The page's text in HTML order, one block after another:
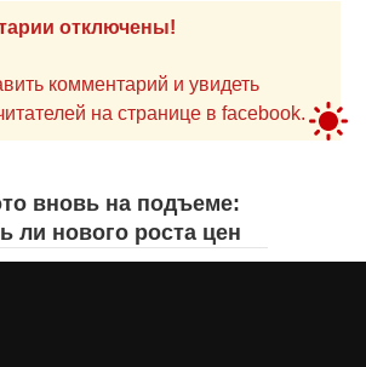
отключены!
комментарий и увидеть
на странице в facebook.
вновь на подъеме:
ли нового роста цен